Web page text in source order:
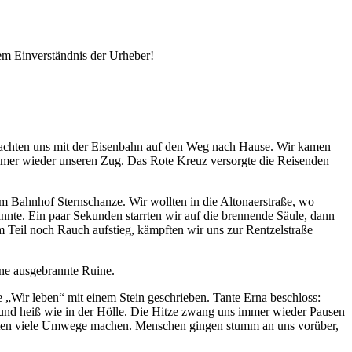
Einverständnis der Urheber!
uns mit der Eisenbahn auf den Weg nach Hause. Wir kamen
wieder unseren Zug. Das Rote Kreuz versorgte die Reisenden
Bahnhof Sternschanze. Wir wollten in die Altonaerstraße, wo
Ein paar Sekunden starrten wir auf die brennende Säule, dann
Teil noch Rauch aufstieg, kämpften wir uns zur Rentzelstraße
ausgebrannte Ruine.
Wir leben
mit einem Stein geschrieben. Tante Erna beschloss:
heiß wie in der Hölle. Die Hitze zwang uns immer wieder Pausen
viele Umwege machen. Menschen gingen stumm an uns vorüber,